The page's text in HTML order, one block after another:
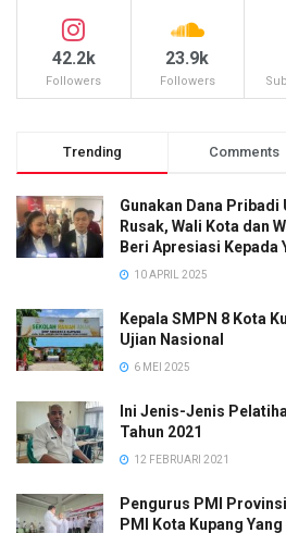
42.2k
Followers
23.9k
Followers
Trending Comments
Gunakan Dana
Rusak, Wali Kota dan
Beri Apresiasi Kepada
10 APRIL 2025
Kepala SMPN 8 Kota
Ujian Nasional
6 MEI 2025
Ini Jenis-Jenis
Tahun 2021
12 FEBRUARI 2021
Pengurus PMI
PMI Kota Kupang